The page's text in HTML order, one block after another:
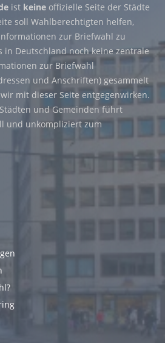
ist keine offizielle Seite der Städte
soll Wahlberechtigten helfen,
zur Briefwahl zu
in Deutschland noch keine zentrale
zur Briefwahl
und Anschriften) gesammelt
mit dieser Seite entgegenwirken.
und Gemeinden führt
und unkompliziert zum